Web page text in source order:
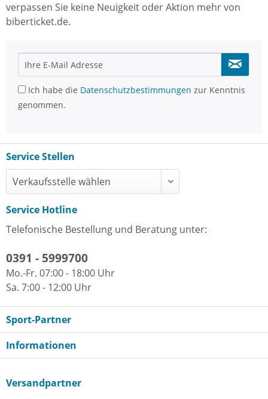
verpassen Sie keine Neuigkeit oder Aktion mehr von
biberticket.de.
Ich habe die Datenschutzbestimmungen zur Kenntnis
genommen.
Service Stellen
Service Hotline
Telefonische Bestellung und Beratung unter:
0391 - 5999700
Mo.-Fr. 07:00 - 18:00 Uhr
Sa. 7:00 - 12:00 Uhr
Sport-Partner
Informationen
Versandpartner